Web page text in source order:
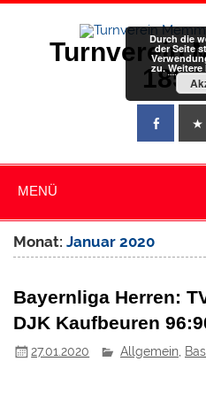
Zum
Turnverein
MENÜ
Monat:Januar 2020
Bayernliga Herren:
DJK Kaufbeuren
27.01.2020 Allgemein
Durch die
der Seite
zu.